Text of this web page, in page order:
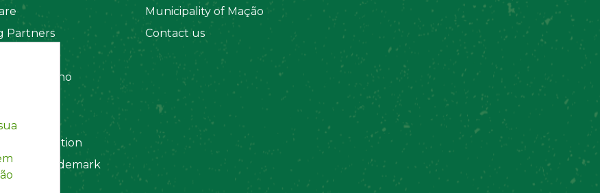
Partners
Interno
Information
Trademark
Municipality of Mação
Contact us